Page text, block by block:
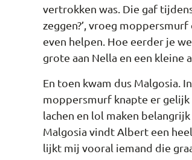
vertrokken was. Die gaf
zeggen?’, vroeg
even helpen. Hoe eerder je
grote aan Nella en een kleine
En toen kwam dus Malgosia.
moppersmurf knapte er
lachen en lol maken
Malgosia vindt Albert een
lijkt mij vooral iemand die